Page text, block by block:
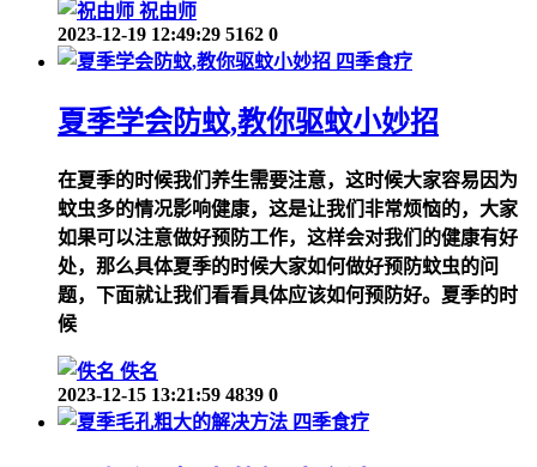
祝由师
2023-12-19 12:49:29 5162 0
四季食疗
夏季学会防蚊,教你驱蚊小妙招
在夏季的时候我们养生需要注意，这时候大家容易因为
蚊虫多的情况影响健康，这是让我们非常烦恼的，大家
如果可以注意做好预防工作，这样会对我们的健康有好
处，那么具体夏季的时候大家如何做好预防蚊虫的问
题，下面就让我们看看具体应该如何预防好。夏季的时
候
佚名
2023-12-15 13:21:59 4839 0
四季食疗